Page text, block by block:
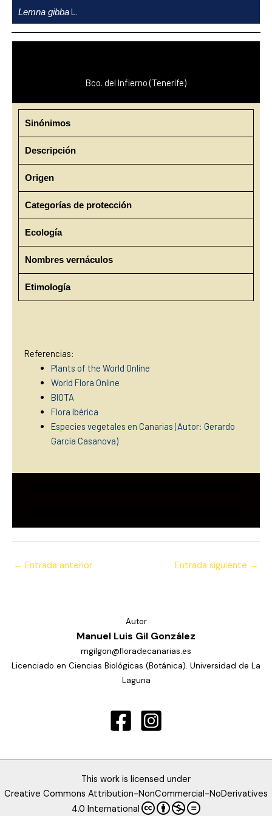
contenido
Lemna gibbaL.
Bco. del Infierno (Tenerife)
Sinónimos
Descripción
Origen
Categorías de protección
Ecología
Nombres vernáculos
Etimología
Referencias:
Plants of the World Online
World Flora Online
BIOTA
Flora Ibérica
Especies vegetales en Canarias (Autor: Gerardo
García Casanova)
← Entrada anterior Entrada siguiente →
Autor
Manuel Luis Gil González
mgilgon@floradecanarias.es
Licenciado en Ciencias Biológicas (Botánica). Universidad de La
Laguna
This work is licensed under
Creative Commons Attribution-NonCommercial-NoDerivatives
4.0 International